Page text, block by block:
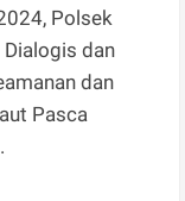
Polsek
dan
dan
Pasca